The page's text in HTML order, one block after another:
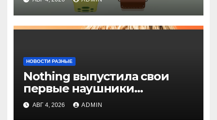
26 дней
НОВОСТИ РАЗНЫЕ
Nothing выпустила свои
первые наушники
открытого типа — CMF
Clip Pro
АВГ 4, 2026 ADMIN